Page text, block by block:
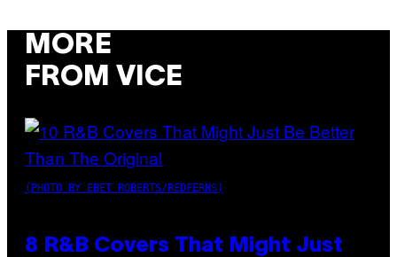
MORE
FROM VICE
(PHOTO BY EBET ROBERTS/REDFERNS)
8 R&B Covers That Might Just